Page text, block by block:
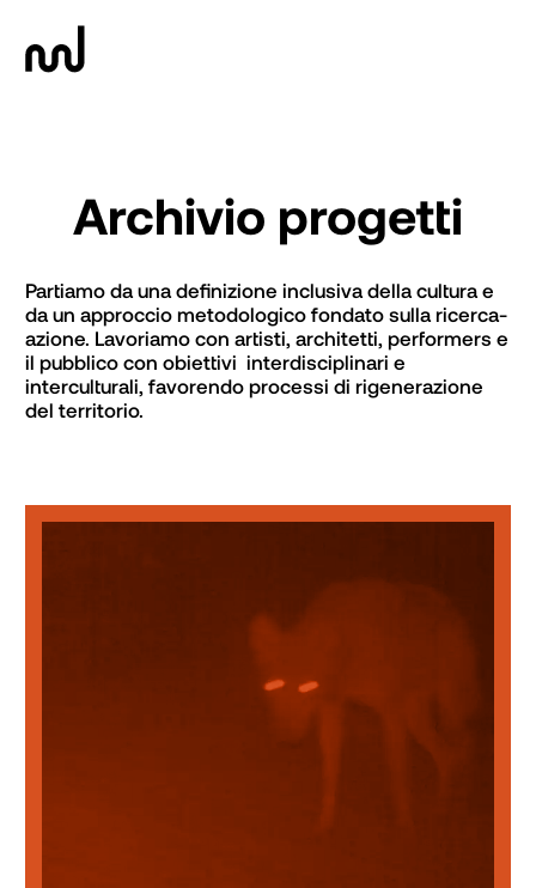
Archivio progetti
Partiamo da una definizione inclusiva della cultura e
da un approccio metodologico fondato sulla ricerca-
azione. Lavoriamo con artisti, architetti, performers e
il pubblico con obiettivi  interdisciplinari e
interculturali, favorendo processi di rigenerazione
del territorio.